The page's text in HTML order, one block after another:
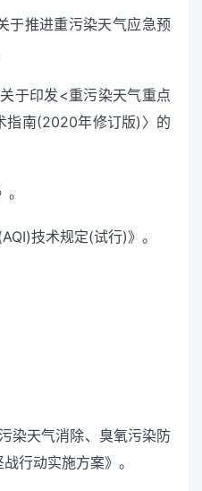
于推进重污染天气应急预
于印发<重污染天气重点
指南(2020年修订版)〉的
技术规定(试行)》。
染天气消除、臭氧污染防
行动实施方案》。